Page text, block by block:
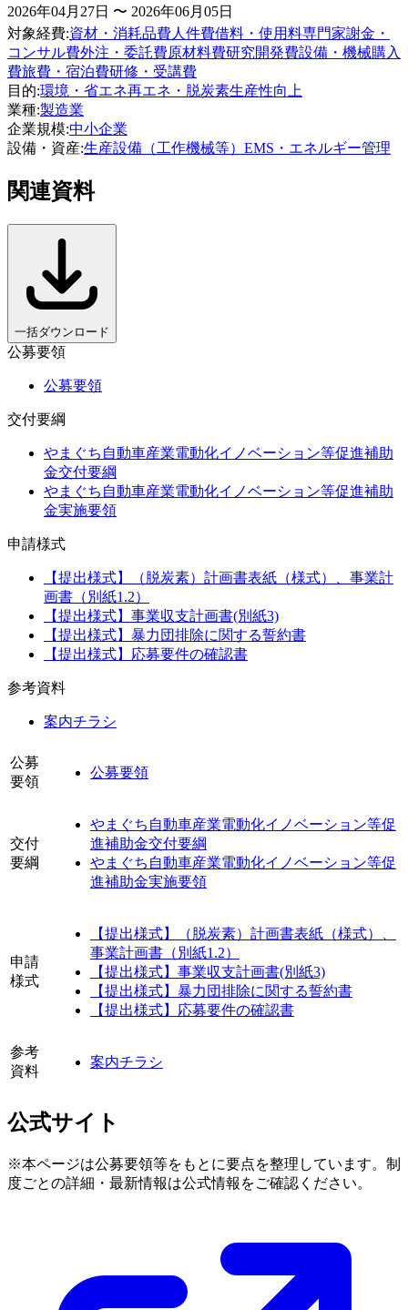
2026年04月27日 〜 2026年06月05日
対象経費:資材・消耗品費人件費借料・使用料専門家謝金・
コンサル費外注・委託費原材料費研究開発費設備・機械購入
費旅費・宿泊費研修・受講費
目的:環境・省エネ再エネ・脱炭素生産性向上
業種:製造業
企業規模:中小企業
設備・資産:生産設備（工作機械等） EMS・エネルギー管理
関連資料
一括ダウンロード
公募要領
公募要領
交付要綱
やまぐち自動車産業電動化イノベーション等促進補助
金交付要綱
やまぐち自動車産業電動化イノベーション等促進補助
金実施要領
申請様式
【提出様式】（脱炭素）計画書表紙（様式）、事業計
画書（別紙1.2）
【提出様式】事業収支計画書(別紙3)
【提出様式】暴力団排除に関する誓約書
【提出様式】応募要件の確認書
参考資料
案内チラシ
公募
要領
公募要領
交付
要綱
やまぐち自動車産業電動化イノベーション等促
進補助金交付要綱
やまぐち自動車産業電動化イノベーション等促
進補助金実施要領
申請
様式
【提出様式】（脱炭素）計画書表紙（様式）、
事業計画書（別紙1.2）
【提出様式】事業収支計画書(別紙3)
【提出様式】暴力団排除に関する誓約書
【提出様式】応募要件の確認書
参考
資料
案内チラシ
公式サイト
※本ページは公募要領等をもとに要点を整理しています。制
度ごとの詳細・最新情報は公式情報をご確認ください。